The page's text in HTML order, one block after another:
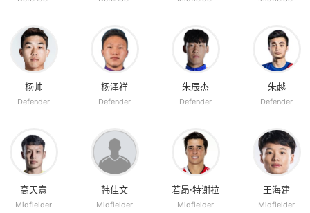
杨帅
Defender
杨泽祥
Defender
朱辰杰
Defender
朱越
Defender
高天意
Midfielder
韩佳文
Midfielder
若昂·特谢拉
Midfielder
王海建
Midfielder